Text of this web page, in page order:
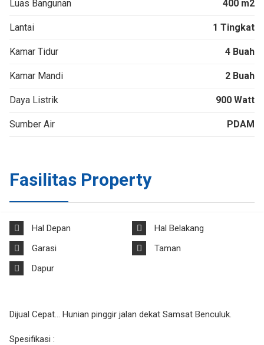
Luas Bangunan 400 m2
Lantai 1 Tingkat
Kamar Tidur 4 Buah
Kamar Mandi 2 Buah
Daya Listrik 900 Watt
Sumber Air PDAM
Fasilitas Property
Hal Depan
Hal Belakang
Garasi
Taman
Dapur
Dijual Cepat… Hunian pinggir jalan dekat Samsat Benculuk.
Spesifikasi :